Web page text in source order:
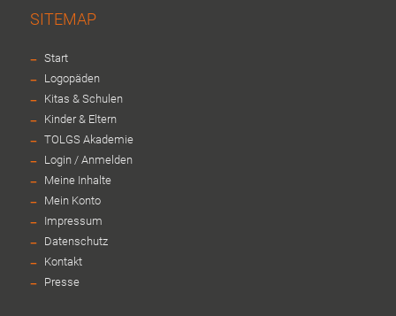
SITEMAP
- Start
- Logopäden
- Kitas & Schulen
- Kinder & Eltern
- TOLGS Akademie
- Login / Anmelden
- Meine Inhalte
- Mein Konto
- Impressum
- Datenschutz
- Kontakt
- Presse